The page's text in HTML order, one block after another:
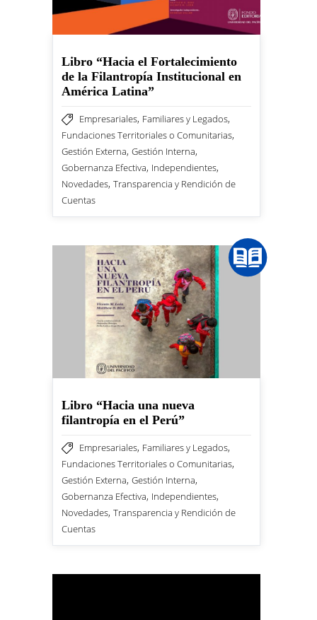
Libro “Hacia el Fortalecimiento
de la Filantropía Institucional en
América Latina”
Empresariales, Familiares y Legados,
Fundaciones Territoriales o Comunitarias,
Gestión Externa, Gestión Interna,
Gobernanza Efectiva, Independientes,
Novedades, Transparencia y Rendición de
Cuentas
Libro “Hacia una nueva
filantropía en el Perú”
Empresariales, Familiares y Legados,
Fundaciones Territoriales o Comunitarias,
Gestión Externa, Gestión Interna,
Gobernanza Efectiva, Independientes,
Novedades, Transparencia y Rendición de
Cuentas